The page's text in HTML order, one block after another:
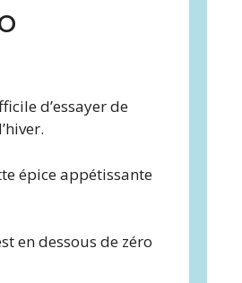
d’essayer de
épice appétissante
en dessous de zéro